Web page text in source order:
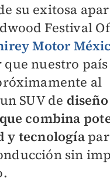
su exitosa
Festival Of
Motor
que nuestro país
al
SUV de diseño
combina
y tecnología
sin